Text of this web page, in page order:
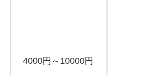
4000円～10000円